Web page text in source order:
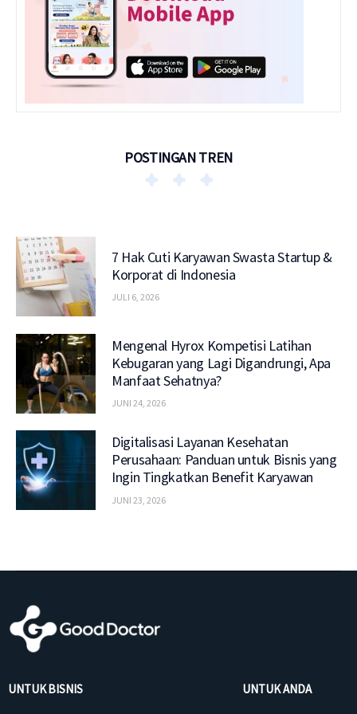
POSTINGAN TREN
7 Hak Cuti Karyawan Swasta Startup &
Korporat di Indonesia
JULI 6, 2026
Mengenal Hyrox Kompetisi Latihan
Kebugaran yang Lagi Digandrungi, Apa
Manfaat Sehatnya?
JUNI 24, 2026
Digitalisasi Layanan Kesehatan
Perusahaan: Panduan untuk Bisnis yang
Ingin Tingkatkan Benefit Karyawan
JUNI 23, 2026
UNTUK BISNIS UNTUK ANDA